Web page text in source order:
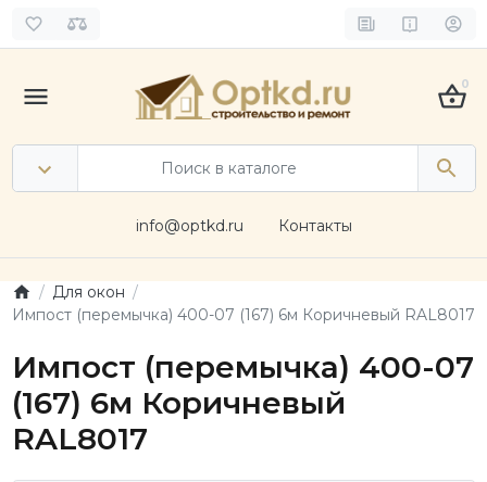
0
info@optkd.ru Контакты
Для окон
Импост (перемычка) 400-07 (167) 6м Коричневый RAL8017
Импост (перемычка) 400-07
(167) 6м Коричневый
RAL8017